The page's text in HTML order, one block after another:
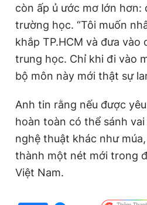
còn ấp ủ ước mơ lớn hơn:
trường học. “Tôi muốn
khắp TP.HCM và đưa vào
trung học. Chỉ khi đi vào
bộ môn này mới thật sự
Anh tin rằng nếu được
hoàn toàn có thể sánh
nghệ thuật khác như
thành một nét mới trong
Việt Nam.